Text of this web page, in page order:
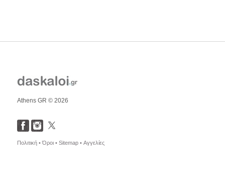
Athens GR © 2026
Πολιτική •Όροι • Sitemap • Αγγελίες